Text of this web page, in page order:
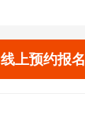
线上预约报名